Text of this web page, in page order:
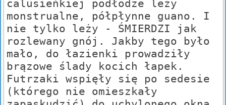
calusieńkiej podłodze leży
monstrualne, półpłynne guano. I
nie tylko leży - ŚMIERDZI jak
rozlewany gnój. Jakby tego było
mało, do łazienki prowadziły
brązowe ślady kocich łapek.
Futrzaki wspięły się po sedesie
(którego nie omieszkały